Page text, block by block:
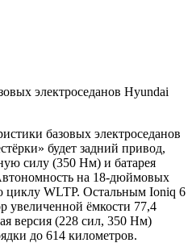
электроседанов Hyundai
базовых электроседанов
будет задний привод,
силу (350 Нм) и батарея
на 18-дюймовых
циклу WLTP. Остальным Ioniq 6
увеличенной ёмкости 77,4
версия (228 сил, 350 Нм)
до 614 километров.